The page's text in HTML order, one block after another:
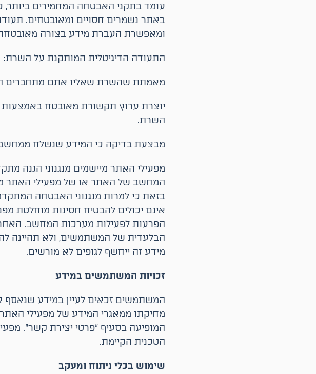
עומד בתקני האבטחה המחמירים
ומאפשרת העברת מידע בצורה
התעודה הדיגיטלית המותקנת על השרת:
מאמתת שהשרת שאליו אתם מתחברים
יוצרת ערוץ תקשורת מאובטח באמצעות
השרת.
מבצעת בדיקה כי המידע שנשלח
מפעילי האתר מיישמים מנגנוני הגנה
המחשב של האתר או של מפעילי האתר
בזאת כי למרות מנגנוני האבטחה
אינם יכולים להבטיח חסינות מוחלטת
הפרעות לפעילות מערכות המחשב.
הבלעדית של המשתמשים, ולא תהיינה
מידע זה ייחשף לגופים לא מורשים.
זכויות המשתמשים במידע
המשתמשים זכאים לעיין במידע שנאסף
מחיקתו ממאגרי המידע של מפעילי
המופיעה בסעיף "פרטי יצירת קשר".
הטכנית הקיימת.
שימוש בכלי ניתוח ומעקב